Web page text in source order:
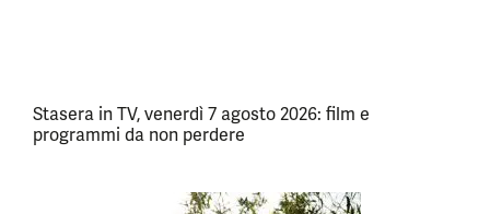
Stasera in TV, venerdì 7 agosto 2026: film e
programmi da non perdere